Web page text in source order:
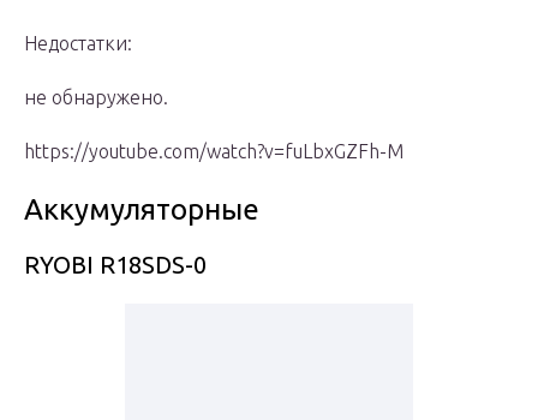
Недостатки:
не обнаружено.
https://youtube.com/watch?v=fuLbxGZFh-M
Аккумуляторные
RYOBI R18SDS-0